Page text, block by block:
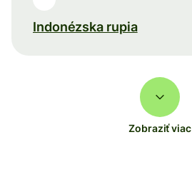
Indonézska rupia
Zobraziť viac